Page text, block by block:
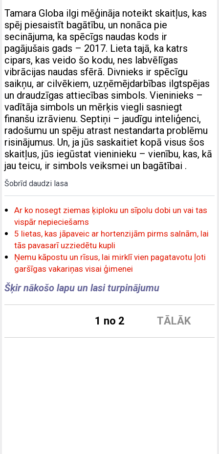
Tamara Globa ilgi mēģināja noteikt skaitļus, kas
spēj piesaistīt bagātību, un nonāca pie
secinājuma, ka spēcīgs naudas kods ir
pagājušais gads – 2017. Lieta tajā, ka katrs
cipars, kas veido šo kodu, nes labvēlīgas
vibrācijas naudas sfērā. Divnieks ir spēcīgu
saikņu, ar cilvēkiem, uzņēmējdarbības ilgtspējas
un draudzīgas attiecības simbols. Vieninieks –
vadītāja simbols un mērķis viegli sasniegt
finanšu izrāvienu. Septiņi – jaudīgu inteliģenci,
radošumu un spēju atrast nestandarta problēmu
risinājumus. Un, ja jūs saskaitiet kopā visus šos
skaitļus, jūs iegūstat vieninieku – vienību, kas, kā
jau teicu, ir simbols veiksmei un bagātībai .
Šobrīd daudzi lasa
Ar ko nosegt ziemas ķiploku un sīpolu dobi un vai tas
vispār nepieciešams
5 lietas, kas jāpaveic ar hortenzijām pirms salnām, lai
tās pavasarī uzziedētu kupli
Ņemu kāpostu un rīsus, lai mirklī vien pagatavotu ļoti
garšīgas vakariņas visai ģimenei
Šķir nākošo lapu un lasi turpinājumu
TĀLĀK
1 no 2